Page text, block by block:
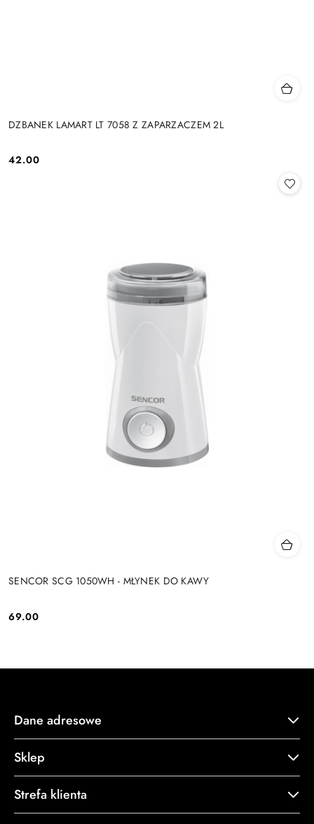
DZBANEK LAMART LT 7058 Z ZAPARZACZEM 2L
Cena:
42.00
SENCOR SCG 1050WH - MŁYNEK DO KAWY
Cena:
69.00
Dane adresowe
Sklep
Strefa klienta